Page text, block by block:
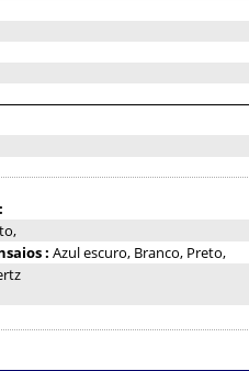
: Azul escuro, Branco, Preto,